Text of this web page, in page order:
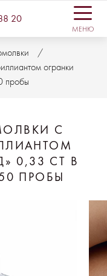
20
МЕНЮ
огранки
пробы
С
0,33 CT В
ПРОБЫ